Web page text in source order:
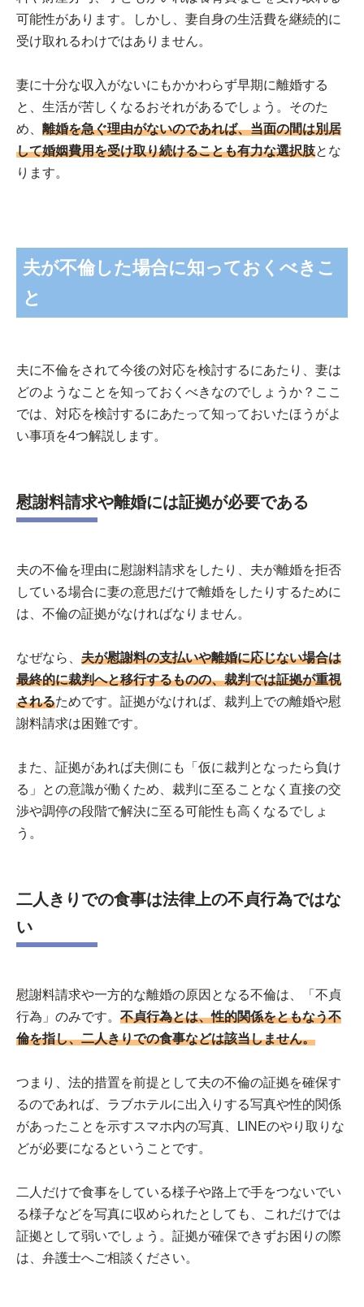
可能性があります。しかし、妻自身の生活費を継続的に
受け取れるわけではありません。
妻に十分な収入がないにもかかわらず早期に離婚する
と、生活が苦しくなるおそれがあるでしょう。そのた
め、 離婚を急ぐ理由がないのであれば、当面の間は別居
して婚姻費用を受け取り続けることも有力な選択肢とな
ります。
夫が不倫した場合に知っておくべきこ
と
夫に不倫をされて今後の対応を検討するにあたり、妻は
どのようなことを知っておくべきなのでしょうか？ここ
では、対応を検討するにあたって知っておいたほうがよ
い事項を4つ解説します。
慰謝料請求や離婚には証拠が必要である
夫の不倫を理由に慰謝料請求をしたり、夫が離婚を拒否
している場合に妻の意思だけで離婚をしたりするために
は、不倫の証拠がなければなりません。
なぜなら、 夫が慰謝料の支払いや離婚に応じない場合は
最終的に裁判へと移行するものの、裁判では証拠が重視
されるためです。証拠がなければ、裁判上での離婚や慰
謝料請求は困難です。
また、証拠があれば夫側にも「仮に裁判となったら負け
る」との意識が働くため、裁判に至ることなく直接の交
渉や調停の段階で解決に至る可能性も高くなるでしょ
う。
二人きりでの食事は法律上の不貞行為ではな
い
慰謝料請求や一方的な離婚の原因となる不倫は、「不貞
行為」のみです。 不貞行為とは、性的関係をともなう不
倫を指し、二人きりでの食事などは該当しません。
つまり、法的措置を前提として夫の不倫の証拠を確保す
るのであれば、ラブホテルに出入りする写真や性的関係
があったことを示すスマホ内の写真、LINEのやり取りな
どが必要になるということです。
二人だけで食事をしている様子や路上で手をつないでい
る様子などを写真に収められたとしても、これだけでは
証拠として弱いでしょう。証拠が確保できずお困りの際
は、弁護士へご相談ください。